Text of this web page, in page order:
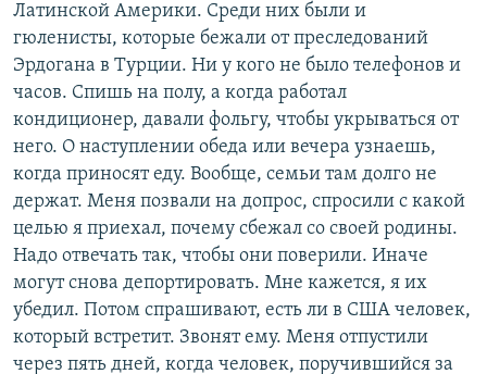
Латинской Америки. Среди них были и
гюленисты, которые бежали от преследований
Эрдогана в Турции. Ни у кого не было телефонов и
часов. Спишь на полу, а когда работал
кондиционер, давали фольгу, чтобы укрываться от
него. О наступлении обеда или вечера узнаешь,
когда приносят еду. Вообще, семьи там долго не
держат. Меня позвали на допрос, спросили с какой
целью я приехал, почему сбежал со своей родины.
Надо отвечать так, чтобы они поверили. Иначе
могут снова депортировать. Мне кажется, я их
убедил. Потом спрашивают, есть ли в США человек,
который встретит. Звонят ему. Меня отпустили
через пять дней, когда человек, поручившийся за